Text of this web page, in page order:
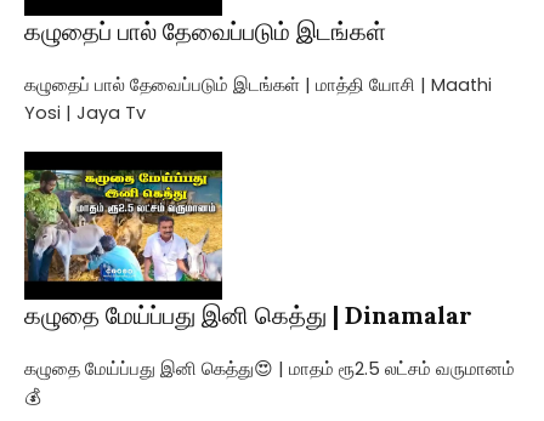
கழுதைப் பால் தேவைப்படும் இடங்கள்
கழுதைப் பால் தேவைப்படும் இடங்கள் | மாத்தி யோசி | Maathi
Yosi | Jaya Tv
கழுதை மேய்ப்பது இனி கெத்து | Dinamalar
கழுதை மேய்ப்பது இனி கெத்து😍 | மாதம் ரூ2.5 லட்சம் வருமானம்
💰